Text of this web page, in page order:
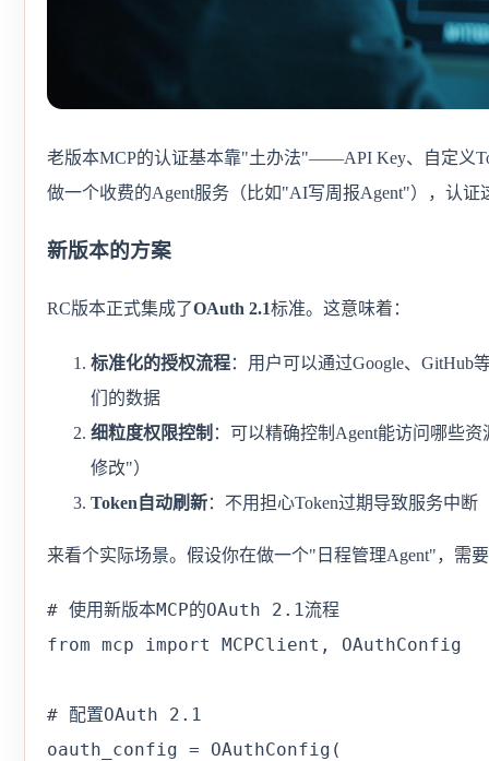
老版本MCP的认证基本靠"土办法"——API Key、自定义
做一个收费的Agent服务（比如"AI写周报Agent"），认证
新版本的方案
RC版本正式集成了OAuth 2.1标准。这意味着：
标准化的授权流程：用户可以通过Google、GitHub
们的数据
细粒度权限控制 ：可以精确控制Agent能访问哪些
修改"）
Token自动刷新：不用担心Token过期导致服务中断
来看个实际场景。假设你在做一个"日程管理Agent"，需要
# 使用新版本MCP的OAuth 2.1流程
from mcp import MCPClient, OAuthConfig
# 配置OAuth 2.1
oauth_config = OAuthConfig(